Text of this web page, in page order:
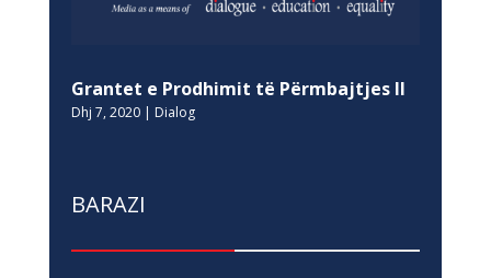
Grantet e Prodhimit të Përmbajtjes II
Dhj 7, 2020| Dialog
BARAZI